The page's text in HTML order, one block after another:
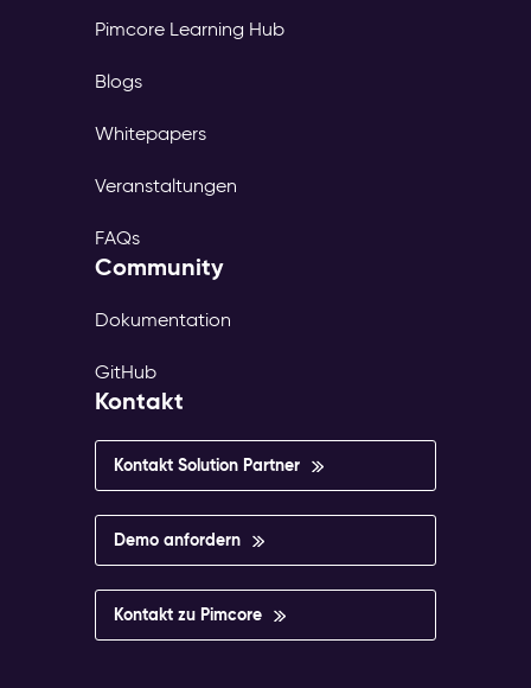
Pimcore Learning Hub
Blogs
Whitepapers
Veranstaltungen
FAQs
Community
Dokumentation
GitHub
Kontakt
Kontakt Solution Partner
Demo anfordern
Kontakt zu Pimcore